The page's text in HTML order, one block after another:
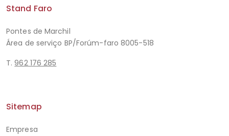
Stand Faro
Pontes de Marchil
Área de serviço BP/Forúm-faro 8005-518
T.962 176 285
Sitemap
Empresa